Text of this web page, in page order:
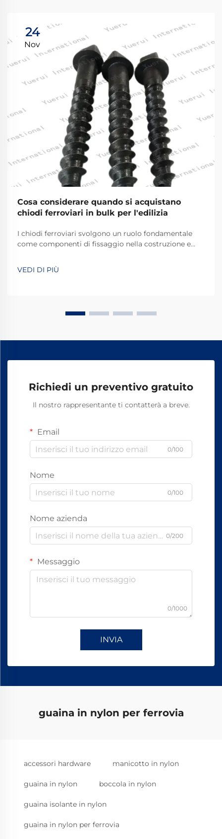
24
Nov
Cosa considerare quando si acquistano
chiodi ferroviari in bulk per l'edilizia
I chiodi ferroviari svolgono un ruolo fondamentale
come componenti di fissaggio nella costruzione e
collegamento essenziale tra i binari e le traverse.
Questi elementi di fissaggio resistenti devono
VEDI DI PIÙ
Richiedi un preventivo gratuito
Il nostro rappresentante ti contatterà a breve.
Email
0/100
Nome
0/100
Nome azienda
0/200
Messaggio
0/1000
INVIA
guaina in nylon per ferrovia
accessori hardware manicotto in nylon
guaina in nylon boccola in nylon
guaina isolante in nylon
guaina in nylon per ferrovia